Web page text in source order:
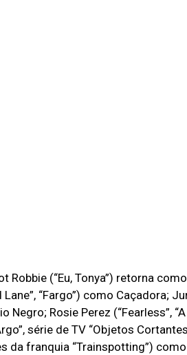
Robbie (“Eu, Tonya”) retorna
“Fargo”) como Caçadora;
Negro; Rosie Perez (“Fearless”,
série de TV “Objetos
da franquia “Trainspotting”)